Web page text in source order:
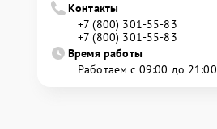
Контакты
+7 (800) 301-55-83
+7 (800) 301-55-83
Время работы
Работаем с 09:00 до 21:00